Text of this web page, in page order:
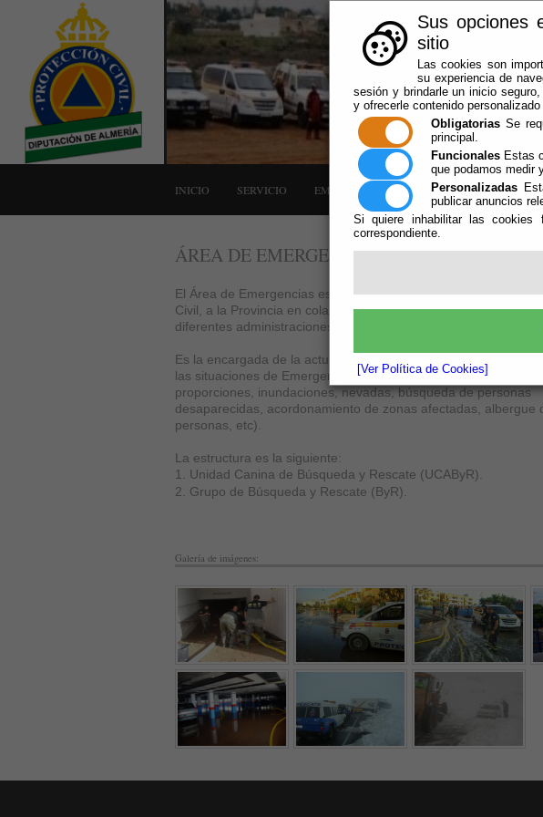
Sus opciones
sitio
Las cookies son
su experiencia de
sesión y brindarle un inicio
y ofrecerle contenido
Obligatorias Se
principal.
Funcionales Estas
que podamos medir
Personalizadas
publicar anuncios
Si quiere inhabilitar las cookies
correspondiente.
[Ver Política de Cookies]
INICIO SERVICIO EMERGENCIAS LA AGRUPACIÓN
ÁREA DE EMERGENCIAS
El Área de Emergencias es un servicio que presta la
Civil, a la Provincia en colaboración con las unidades de
diferentes administraciones públicas.
Es la encargada de la actuación de la Agrupación de Voluntarios
las situaciones de Emergencias (incendio forestal de grandes
proporciones, inundaciones, nevadas, búsqueda de personas
desaparecidas, acordonamiento de zonas afectadas, albergue
personas, etc).
La estructura es la siguiente:
1. Unidad Canina de Búsqueda y Rescate (UCAByR).
2. Grupo de Búsqueda y Rescate (ByR).
Galería de imágenes: